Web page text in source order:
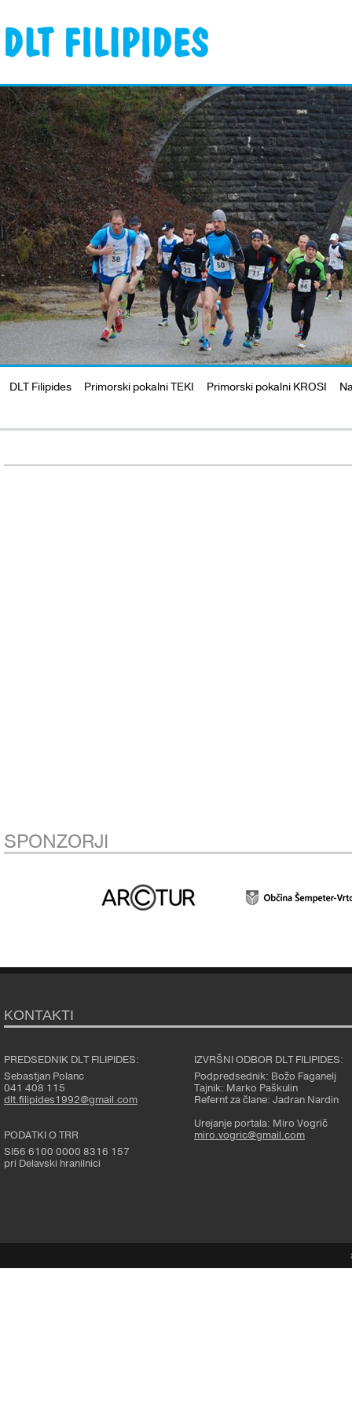
DLT Filipides Primorski pokalni TEKI Primorski pokalni KROSI
SPONZORJI
KONTAKTI
PREDSEDNIK DLT FILIPIDES:
Sebastjan Polanc
041 408 115
dlt.filipides1992@gmail.com
PODATKI O TRR
SI56 6100 0000 8316 157
pri Delavski hranilnici
IZVRŠNI ODBOR DLT FILIPIDES:
Podpredsednik: Božo Faganelj
Tajnik: Marko Paškulin
Refernt za člane: Jadran Nardin
Urejanje portala: Miro Vogrič
miro.vogric@gmail.com